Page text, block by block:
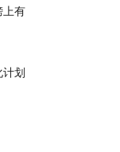
上有
划